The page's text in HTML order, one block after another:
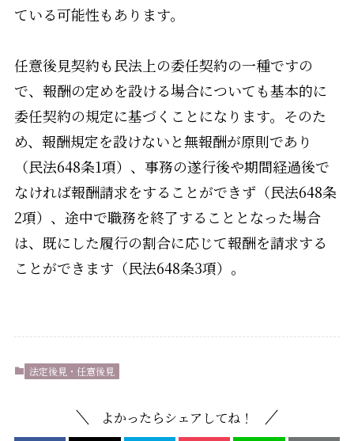
ている可能性もあります。
任意後見契約も民法上の委任契約の一種ですの
で、報酬の定めを設ける場合についても基本的に
委任契約の規定に基づくことになります。そのた
め、報酬規定を設けないと無報酬が原則であり
（民法648条1項）、事務の遂行後や期間経過後で
なければ報酬請求をすることができず（民法648条
2項）、途中で職務を終了することとなった場合
は、既にした履行の割合に応じて報酬を請求する
ことができます（民法648条3項）。
法定後見・任意後見
よかったらシェアしてね！